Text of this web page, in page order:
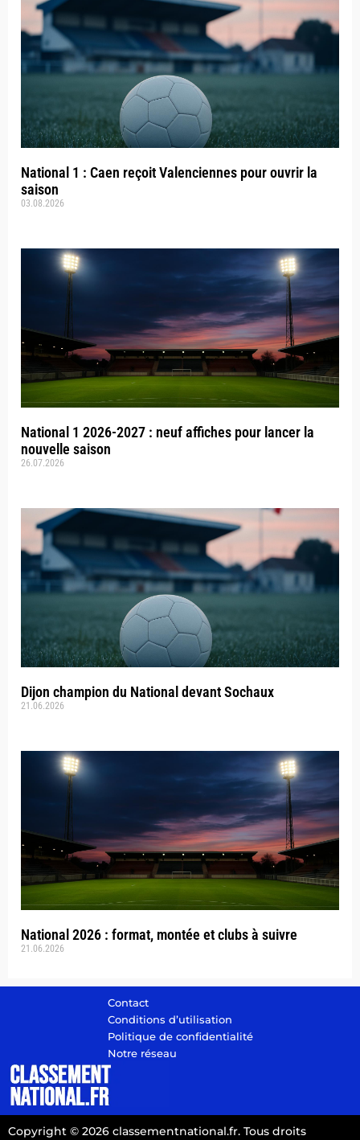
National 1 : Caen reçoit Valenciennes pour ouvrir la
saison
03.08.2026
National 1 2026-2027 : neuf affiches pour lancer la
nouvelle saison
26.07.2026
Dijon champion du National devant Sochaux
21.06.2026
National 2026 : format, montée et clubs à suivre
21.06.2026
Contact
Conditions d’utilisation
Politique de confidentialité
Notre réseau
Copyright © 2026 classementnational.fr. Tous droits